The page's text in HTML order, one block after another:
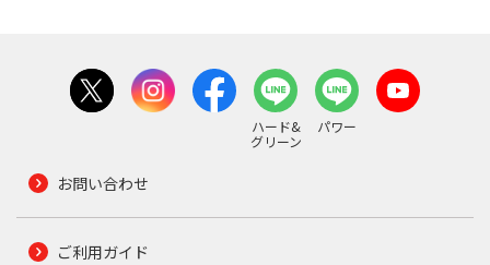
ハード&
グリーン
パワー
お問い合わせ
ご利用ガイド